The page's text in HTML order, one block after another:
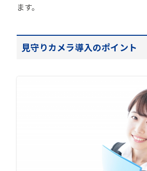
ます。
見守りカメラ導入のポイント